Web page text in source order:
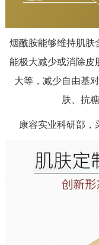
烟酰胺能够维持肌肤
能极大减少或消除皮
大等，减少自由基
肤、抗
康容实业科研部，